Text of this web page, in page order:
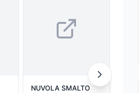
NUVOLA SMALTO